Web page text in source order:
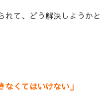
れて、どう解決しようかと
なくてはいけない」